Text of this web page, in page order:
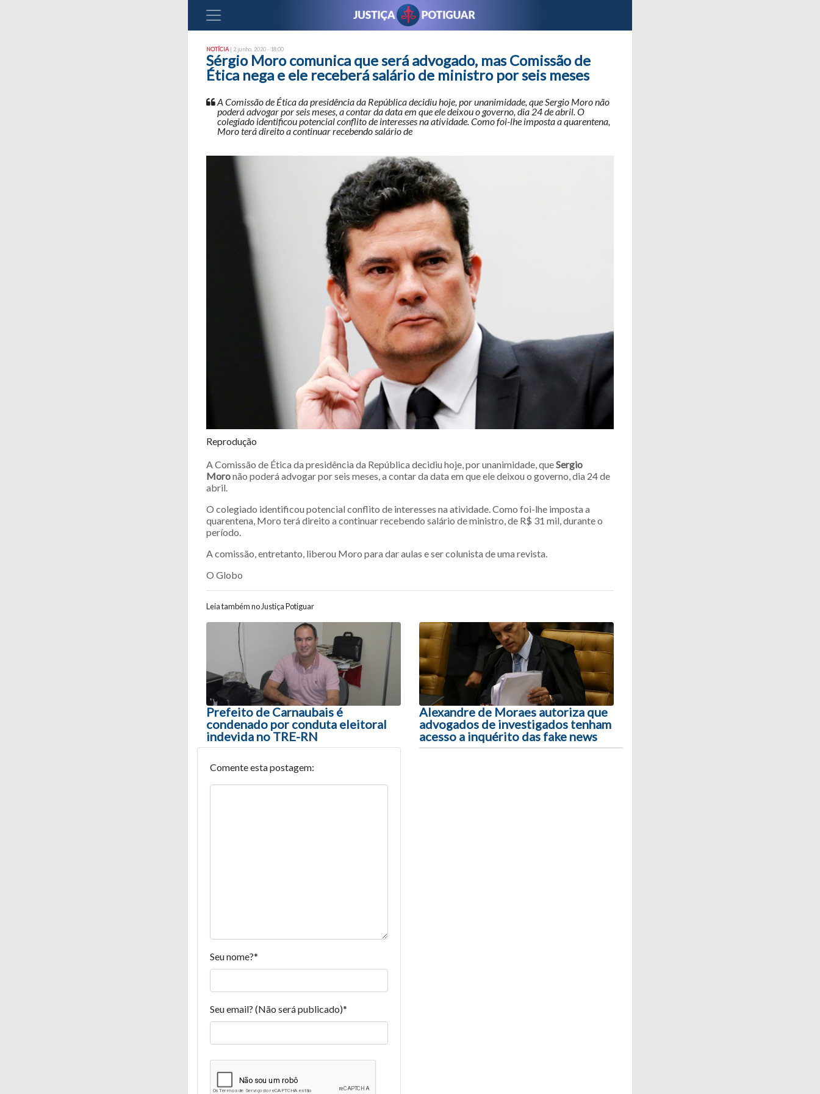
NOTÍCIA | 2 junho, 2020 - 18:00
Sérgio Moro comunica que será advogado, mas Comissão de
Ética nega e ele receberá salário de ministro por seis meses
A Comissão de Ética da presidência da República decidiu hoje, por unanimidade, que Sergio Moro não
poderá advogar por seis meses, a contar da data em que ele deixou o governo, dia 24 de abril. O
colegiado identificou potencial conflito de interesses na atividade. Como foi-lhe imposta a quarentena,
Moro terá direito a continuar recebendo salário de
Reprodução
A Comissão de Ética da presidência da República decidiu hoje, por unanimidade, queSergio
Moronão poderá advogar por seis meses, a contar da data em que ele deixou o governo, dia 24 de
abril.
O colegiado identificou potencial conflito de interesses na atividade. Como foi-lhe imposta a
quarentena, Moro terá direito a continuar recebendo salário de ministro, de R$ 31 mil, durante o
período.
A comissão, entretanto, liberou Moro para dar aulas e ser colunista de uma revista.
O Globo
Leia também no Justiça Potiguar
Navegação entre posts
Prefeito de Carnaubais é
condenado por conduta eleitoral
indevida no TRE-RN
Alexandre de Moraes autoriza que
advogados de investigados tenham
acesso a inquérito das fake news
Comente esta postagem:
Seu nome?*
Seu email? (Não será publicado)*